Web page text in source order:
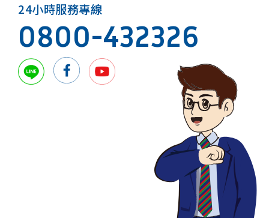
24小時服務專線
0800-432326